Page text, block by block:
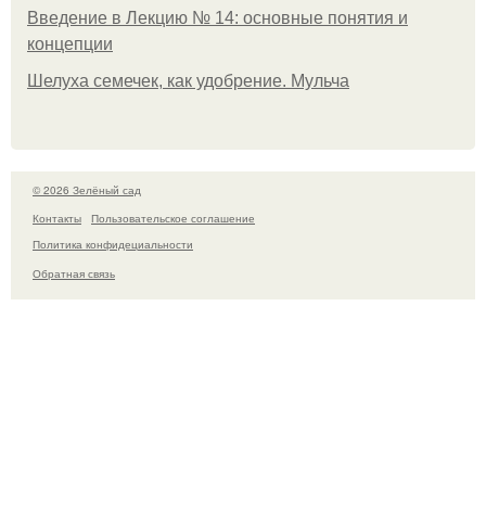
Введение в Лекцию № 14: основные понятия и
концепции
Шелуха семечек, как удобрение. Мульча
© 2026 Зелёный сад
Контакты
Пользовательское соглашение
Политика конфидециальности
Обратная связь